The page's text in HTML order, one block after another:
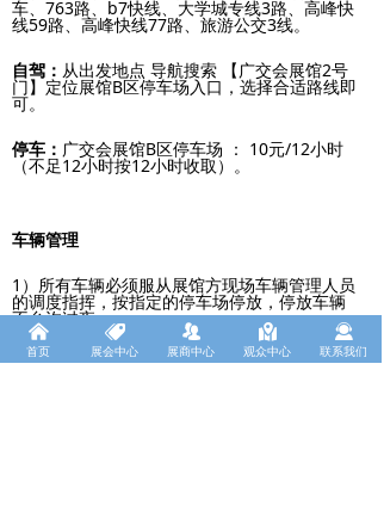
车、763路、b7快线、大学城专线3路、高峰快
线59路、高峰快线77路、旅游公交3线。
自驾： 从出发地点 导航搜索 【广交会展馆2号
门】定位展馆B区停车场入口，选择合适路线即
可。
停车： 广交会展馆B区停车场 ： 10元/12小时
（不足12小时按12小时收取）。
车辆管理
1）所有车辆必须服从展馆方现场车辆管理人员
的调度指挥，按指定的停车场停放，停放车辆
不允许过夜。
2）停车场开放时间9：00-17：00。
낀
首页
뀄
展会中心
뀡
展商中心
낕
观众中心
끤
联系我们